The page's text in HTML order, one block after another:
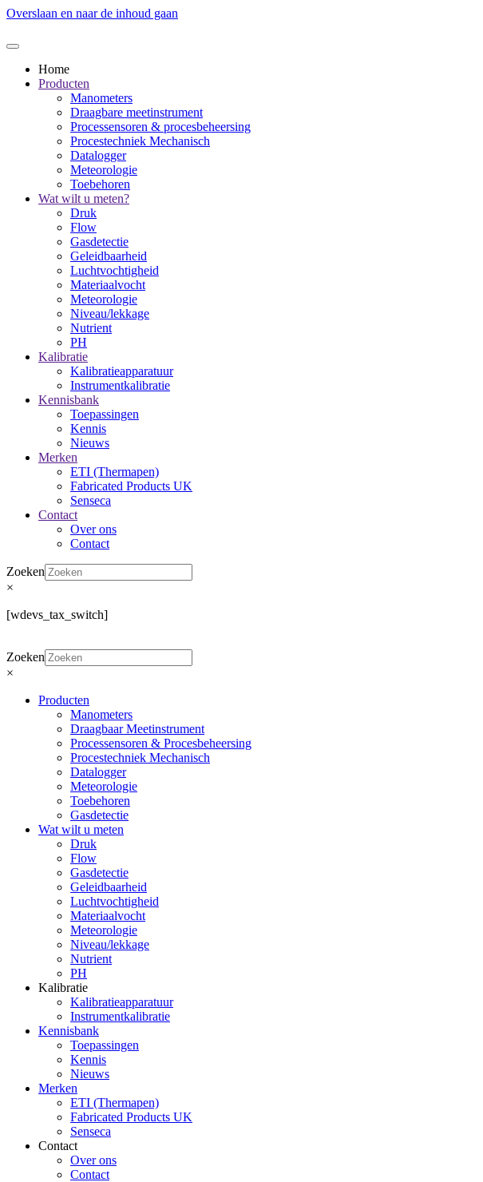
Overslaan en naar de inhoud gaan
Home
Producten
Manometers
Draagbare meetinstrument
Processensoren & procesbeheersing
Procestechniek Mechanisch
Datalogger
Meteorologie
Toebehoren
Wat wilt u meten?
Druk
Flow
Gasdetectie
Geleidbaarheid
Luchtvochtigheid
Materiaalvocht
Meteorologie
Niveau/lekkage
Nutrient
PH
Kalibratie
Kalibratieapparatuur
Instrumentkalibratie
Kennisbank
Toepassingen
Kennis
Nieuws
Merken
ETI (Thermapen)
Fabricated Products UK
Senseca
Contact
Over ons
Contact
Zoeken
×
[wdevs_tax_switch]
Zoeken
×
Producten
Manometers
Draagbaar Meetinstrument
Processensoren & Procesbeheersing
Procestechniek Mechanisch
Datalogger
Meteorologie
Toebehoren
Gasdetectie
Wat wilt u meten
Druk
Flow
Gasdetectie
Geleidbaarheid
Luchtvochtigheid
Materiaalvocht
Meteorologie
Niveau/lekkage
Nutrient
PH
Kalibratie
Kalibratieapparatuur
Instrumentkalibratie
Kennisbank
Toepassingen
Kennis
Nieuws
Merken
ETI (Thermapen)
Fabricated Products UK
Senseca
Contact
Over ons
Contact